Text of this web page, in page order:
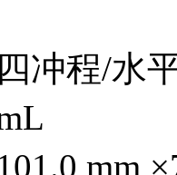
四冲程/水
mm